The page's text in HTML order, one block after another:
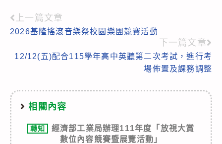
Read
more
articles
上一篇文章
2026基隆搖滾音樂祭校園樂團競賽活動
下一篇文章
12/12(五)配合115學年高中英聽第二次考試，進行考
場佈置及課務調整
相關內容
轉知
經濟部工業局辦理111年度「放視大賞
數位內容競賽暨展覽活動」